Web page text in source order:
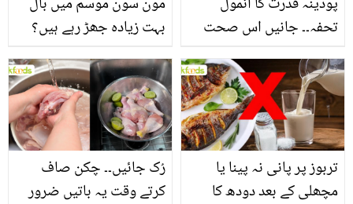
بہت زیادہ جھڑ رہے ہیں؟
جانیں بالوں کو مضبوط
بنانے کے چند قدرتی طریقے
تحفہ۔۔ جانیں اس صحت
بخش پتوں کے 10 حیرت
انگیز طبی فوائد
رُک جائیں۔۔ چکن صاف
کرتے وقت یہ باتیں ضرور
تربوز پر پانی نہ پینا یا
مچھلی کے بعد دودھ کا